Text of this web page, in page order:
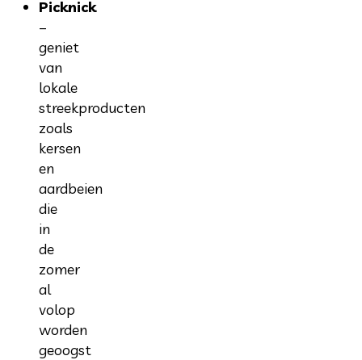
Picknick
–
geniet
van
lokale
streekproducten
zoals
kersen
en
aardbeien
die
in
de
zomer
al
volop
worden
geoogst